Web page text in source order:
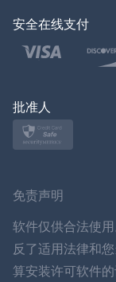
土耳其
波兰
ภาษา
简体
安全在线支付
批准人
免责声明
软件仅供合法使
反了适用法律和
算安装许可软件